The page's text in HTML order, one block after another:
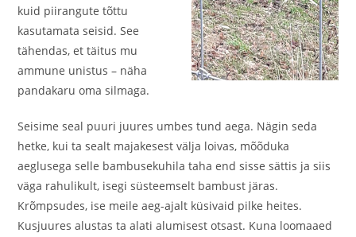
kuid piirangute tõttu
kasutamata seisid. See
tähendas, et täitus mu
ammune unistus – näha
pandakaru oma silmaga.
Seisime seal puuri juures umbes tund aega. Nägin seda
hetke, kui ta sealt majakesest välja loivas, mõõduka
aeglusega selle bambusekuhila taha end sisse sättis ja siis
väga rahulikult, isegi süsteemselt bambust järas.
Krõmpsudes, ise meile aeg-ajalt küsivaid pilke heites.
Kusjuures alustas ta alati alumisest otsast. Kuna loomaaed